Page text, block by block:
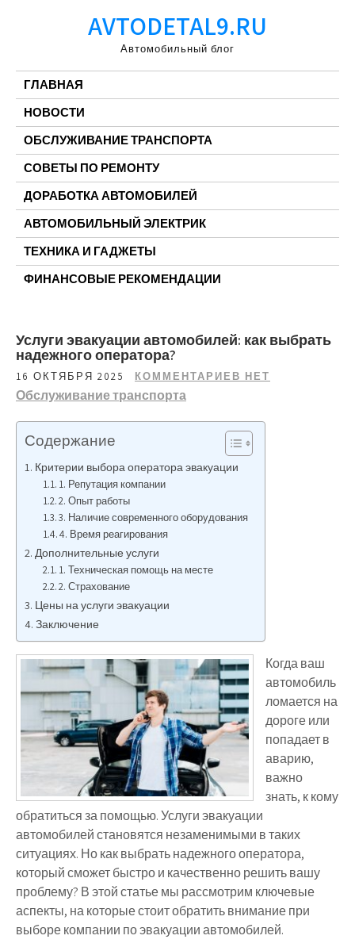
AVTODETAL9.RU
Автомобильный блог
ГЛАВНАЯ
НОВОСТИ
ОБСЛУЖИВАНИЕ ТРАНСПОРТА
СОВЕТЫ ПО РЕМОНТУ
ДОРАБОТКА АВТОМОБИЛЕЙ
АВТОМОБИЛЬНЫЙ ЭЛЕКТРИК
ТЕХНИКА И ГАДЖЕТЫ
ФИНАНСОВЫЕ РЕКОМЕНДАЦИИ
Услуги эвакуации автомобилей: как выбрать
надежного оператора?
16 ОКТЯБРЯ 2025 КОММЕНТАРИЕВ НЕТ
Обслуживание транспорта
Содержание
Критерии выбора оператора эвакуации
1. Репутация компании
2. Опыт работы
3. Наличие современного оборудования
4. Время реагирования
Дополнительные услуги
1. Техническая помощь на месте
2. Страхование
Цены на услуги эвакуации
Заключение
Когда ваш
автомобиль
ломается на
дороге или
попадает в
аварию,
важно
знать, к кому
обратиться за помощью. Услуги эвакуации
автомобилей становятся незаменимыми в таких
ситуациях. Но как выбрать надежного оператора,
который сможет быстро и качественно решить вашу
проблему? В этой статье мы рассмотрим ключевые
аспекты, на которые стоит обратить внимание при
выборе компании по эвакуации автомобилей.